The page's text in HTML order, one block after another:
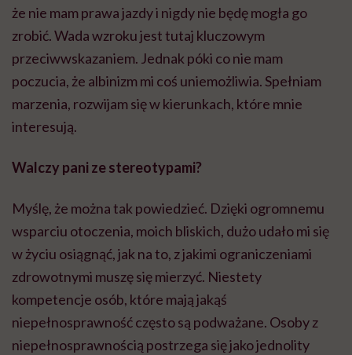
że nie mam prawa jazdy i nigdy nie będę mogła go
zrobić. Wada wzroku jest tutaj kluczowym
przeciwwskazaniem. Jednak póki co nie mam
poczucia, że albinizm mi coś uniemożliwia. Spełniam
marzenia, rozwijam się w kierunkach, które mnie
interesują.
Walczy pani ze stereotypami?
Myślę, że można tak powiedzieć. Dzięki ogromnemu
wsparciu otoczenia, moich bliskich, dużo udało mi się
w życiu osiągnąć, jak na to, z jakimi ograniczeniami
zdrowotnymi muszę się mierzyć. Niestety
kompetencje osób, które mają jakąś
niepełnosprawność często są podważane. Osoby z
niepełnosprawnością postrzega się jako jednolity